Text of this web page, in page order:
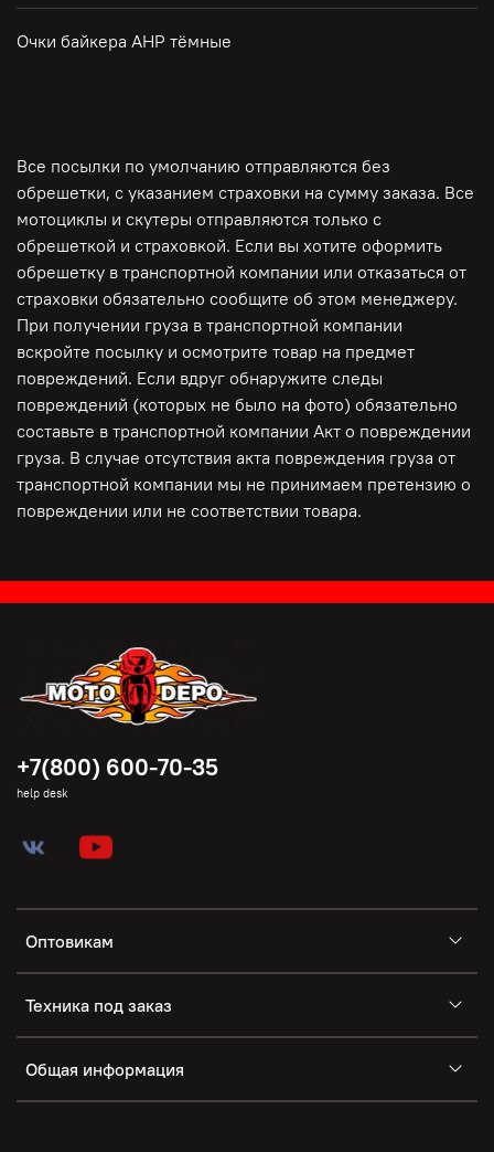
Очки байкера AHP тёмные
Все посылки по умолчанию отправляются без
обрешетки, с указанием страховки на сумму заказа. Все
мотоциклы и скутеры отправляются только с
обрешеткой и страховкой. Если вы хотите оформить
обрешетку в транспортной компании или отказаться от
страховки обязательно сообщите об этом менеджеру.
При получении груза в транспортной компании
вскройте посылку и осмотрите товар на предмет
повреждений. Если вдруг обнаружите следы
повреждений (которых не было на фото) обязательно
составьте в транспортной компании Акт о повреждении
груза. В случае отсутствия акта повреждения груза от
транспортной компании мы не принимаем претензию о
повреждении или не соответствии товара.
Оптовикам
Техника под заказ
Общая информация
+7(800) 600-70-35
help desk